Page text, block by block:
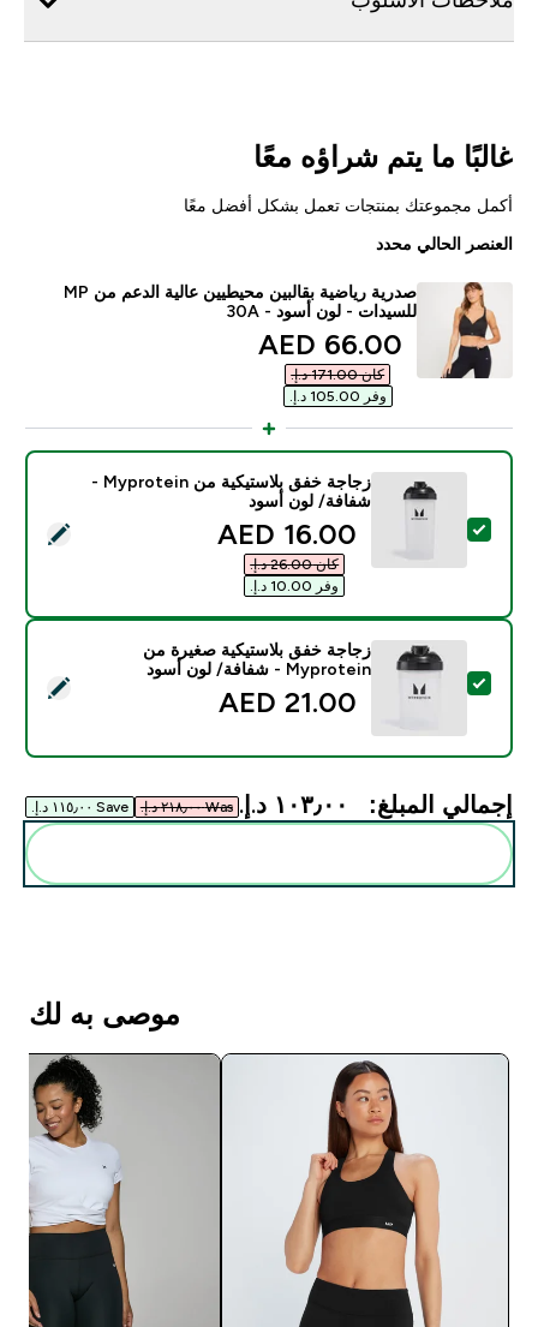
غالبًا ما يتم شراؤه معًا
أكمل مجموعتك بمنتجات تعمل بشكل أفضل معًا
العنصر الحالي محدد
صدرية رياضية بقالبين محيطيين عالية الدعم من MP
للسيدات - لون أسود - 30A
discounted price
66.00 AED‎
كان ‏171.00 د.إ.‏‎
وفر ‏105.00 د.إ.‏‎
تحديد هذا المنتج - زجاجة خفق بلاستيكية من Myprotein - شفافة/ لون أسود
زجاجة خفق بلاستيكية من Myprotein -
شفافة/ لون أسود
discounted price
16.00 AED‎
كان ‏26.00 د.إ.‏‎
وفر ‏10.00 د.إ.‏‎
تحديد هذا المنتج - زجاجة خفق بلاستيكية صغيرة من Myprotein - شفافة/ لون أسود
زجاجة خفق بلاستيكية صغيرة من
Myprotein - شفافة/ لون أسود
21.00 AED‎
إجمالي المبلغ: ١٠٣٫٠٠ د.إ.‏‎ Was ٢١٨٫٠٠ د.إ.‏‎ Save ١١٥٫٠٠ د.إ.‏‎
موصى به لك